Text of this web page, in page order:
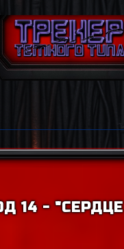
14 - "СЕРДЦЕ